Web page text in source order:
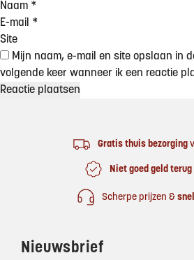
Naam *
E-mail *
Site
Mijn naam, e-mail en site opslaan in
volgende keer wanneer ik een reactie
Gratis thuis bezorging
Niet goed geld
Scherpe prijzen &
Nieuwsbrief